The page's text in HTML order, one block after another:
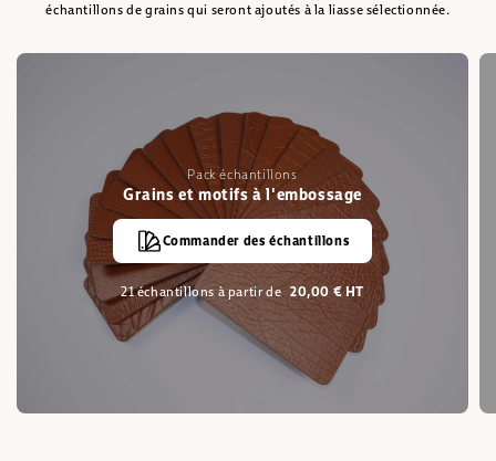
échantillons de grains qui seront ajoutés à la liasse sélectionnée.
Pack échantillons
Grains et motifs à l'embossage
Commander des échantillons
21 échantillons à partir de 20,00 € HT